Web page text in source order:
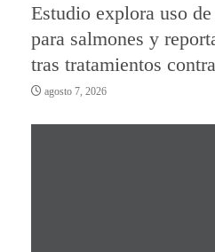
Estudio explora uso
para salmones y
tras tratamientos
agosto 7, 2026